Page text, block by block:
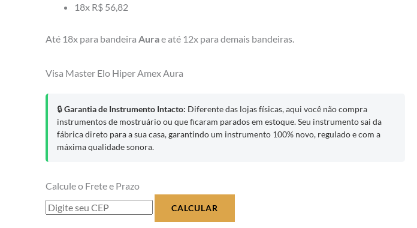
18x R$ 56,82
Até 18x para bandeiraAurae até 12x para demais bandeiras.
Visa Master Elo HiperAmexAura
🔒Garantia de Instrumento Intacto: Diferente das lojas físicas, aqui você não compra
instrumentos de mostruário ou que ficaram parados em estoque. Seu instrumento sai da
fábrica direto para a sua casa, garantindo um instrumento 100% novo, regulado e com a
máxima qualidade sonora.
Calcule o Frete e Prazo
CALCULAR